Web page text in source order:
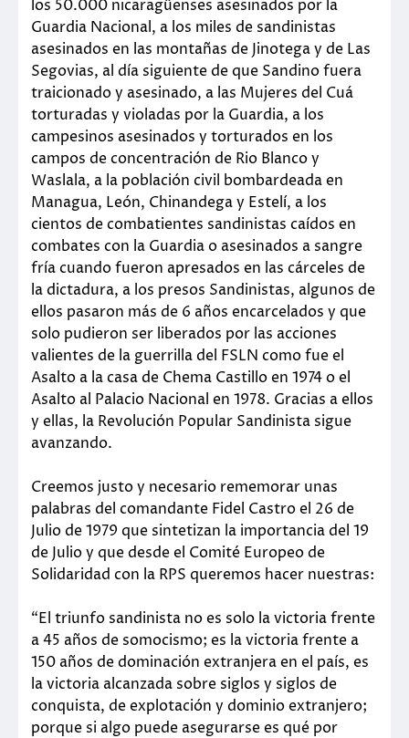
los 50.000 nicaragüenses asesinados por la
Guardia Nacional, a los miles de sandinistas
asesinados en las montañas de Jinotega y de Las
Segovias, al día siguiente de que Sandino fuera
traicionado y asesinado, a las Mujeres del Cuá
torturadas y violadas por la Guardia, a los
campesinos asesinados y torturados en los
campos de concentración de Rio Blanco y
Waslala, a la población civil bombardeada en
Managua, León, Chinandega y Estelí, a los
cientos de combatientes sandinistas caídos en
combates con la Guardia o asesinados a sangre
fría cuando fueron apresados en las cárceles de
la dictadura, a los presos Sandinistas, algunos de
ellos pasaron más de 6 años encarcelados y que
solo pudieron ser liberados por las acciones
valientes de la guerrilla del FSLN como fue el
Asalto a la casa de Chema Castillo en 1974 o el
Asalto al Palacio Nacional en 1978. Gracias a ellos
y ellas, la Revolución Popular Sandinista sigue
avanzando.
Creemos justo y necesario rememorar unas
palabras del comandante Fidel Castro el 26 de
Julio de 1979 que sintetizan la importancia del 19
de Julio y que desde el Comité Europeo de
Solidaridad con la RPS queremos hacer nuestras:
“El triunfo sandinista no es solo la victoria frente
a 45 años de somocismo; es la victoria frente a
150 años de dominación extranjera en el país, es
la victoria alcanzada sobre siglos y siglos de
conquista, de explotación y dominio extranjero;
porque si algo puede asegurarse es qué por